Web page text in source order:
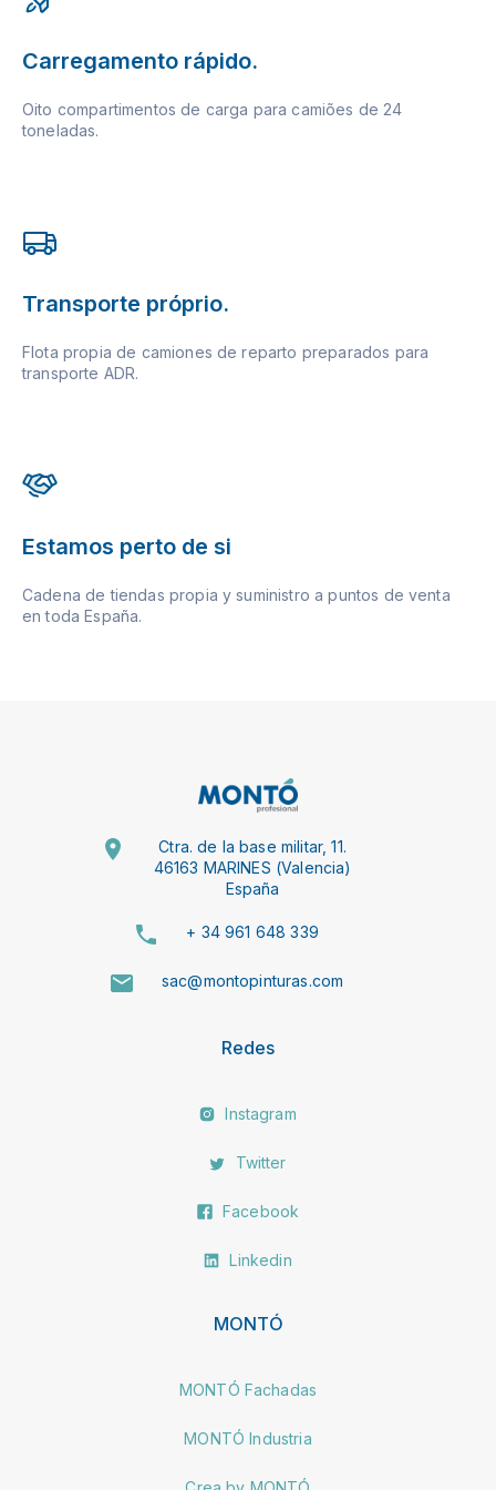
Carregamento rápido.
Oito compartimentos de carga para camiões de 24
toneladas.
Transporte próprio.
Flota propia de camiones de reparto preparados para
transporte ADR.
Estamos perto de si
Cadena de tiendas propia y suministro a puntos de venta
en toda España.
Ctra. de la base militar, 11.
46163 MARINES (Valencia)
España
+ 34 961 648 339
sac@montopinturas.com
Redes
Instagram
Twitter
Facebook
Linkedin
MONTÓ
MONTÓ Fachadas
MONTÓ Industria